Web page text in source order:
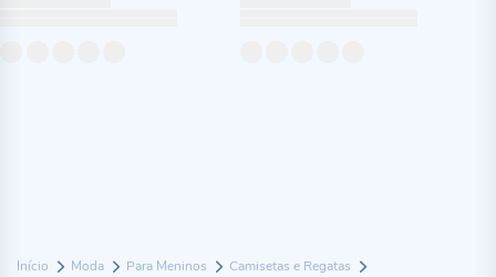
Início Moda Para Meninos Camisetas e Regatas